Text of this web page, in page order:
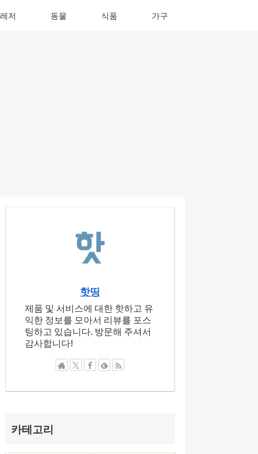
레저 동물 식품 가구
핫띵
제품 및 서비스에 대한 핫하고 유
익한 정보를 모아서 리뷰를 포스
팅하고 있습니다. 방문해 주셔서
감사합니다!
카테고리